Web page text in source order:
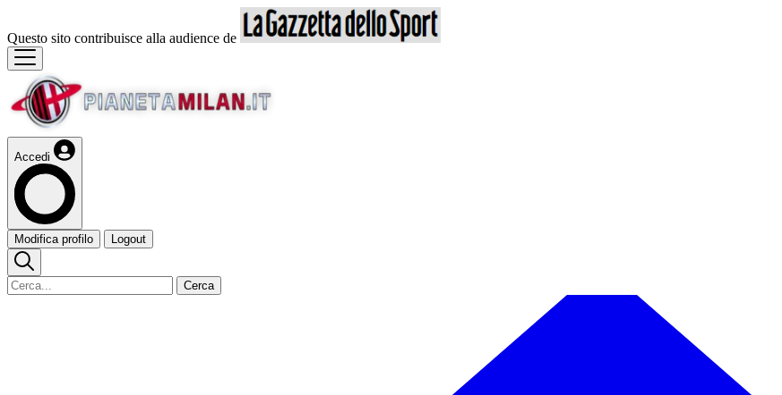
Questo sito contribuisce alla audience de
Accedi
Modifica profilo Logout
Cerca